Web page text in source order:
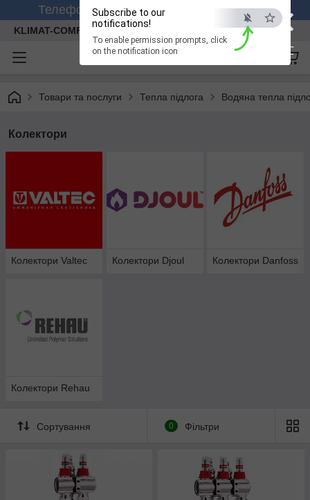
×
ESC
Subscribe to our
notifications!
To enable permission prompts, click
on the notification icon
Телефонуйте +380 (99) 158-26-56 (viber)
KLIMAT-COMFORT
Товари та послуги Тепла підлога Водяна тепла
Колектори
Колектори Valtec Колектори Djoul Колектори Danfoss
Колектори Rehau
Сортування 0 Фільтри